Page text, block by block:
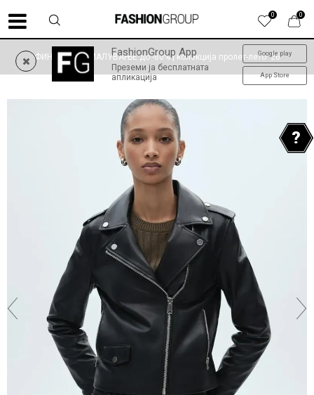
0
0
FashionGroup App
Преземи ја бесплатната
апликација
Google play
App Store
ФИНАЛНО НАМАЛУВАЊЕ до -60% | колекција пролет-лето '26